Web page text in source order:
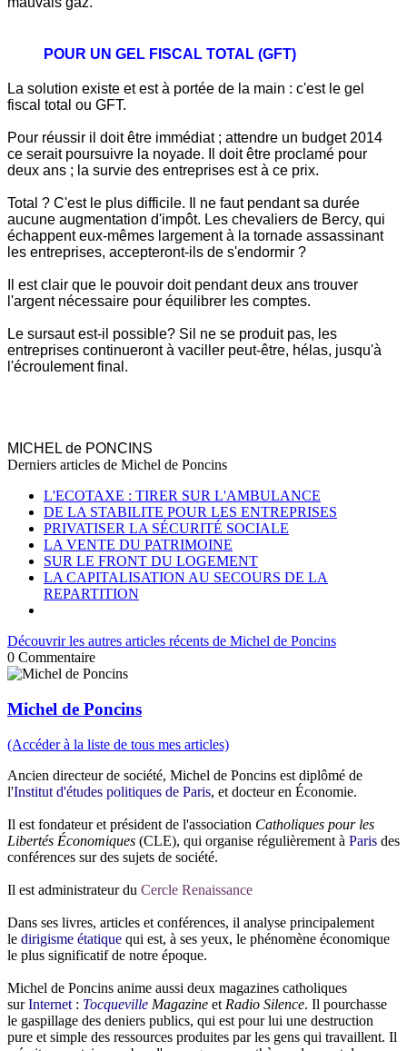
POUR UN GEL FISCAL TOTAL (GFT)
La solution existe et est à portée de la main : c'est le gel
fiscal total ou GFT.
Pour réussir il doit être immédiat ; attendre un budget 2014
ce serait poursuivre la noyade. Il doit être proclamé pour
deux ans ; la survie des entreprises est à ce prix.
Total ? C'est le plus difficile. Il ne faut pendant sa durée
aucune augmentation d'impôt. Les chevaliers de Bercy, qui
échappent eux-mêmes largement à la tornade assassinant
les entreprises, accepteront-ils de s'endormir ?
Il est clair que le pouvoir doit pendant deux ans trouver
l'argent nécessaire pour équilibrer les comptes.
Le sursaut est-il possible? Sil ne se produit pas, les
entreprises continueront à vaciller peut-être, hélas, jusqu'à
l'écroulement final.
MICHEL de PONCINS
Derniers articles de Michel de Poncins
L'ECOTAXE : TIRER SUR L'AMBULANCE
DE LA STABILITE POUR LES ENTREPRISES
PRIVATISER LA SÉCURITÉ SOCIALE
LA VENTE DU PATRIMOINE
SUR LE FRONT DU LOGEMENT
LA CAPITALISATION AU SECOURS DE LA
REPARTITION
Découvrir les autres articles récents de Michel de Poncins
0 Commentaire
Michel de Poncins
(Accéder à la liste de tous mes articles)
Ancien directeur de société, Michel de Poncins est diplômé de
l'Institut d'études politiques de Paris, et docteur en Économie.
Il est fondateur et président de l'association Catholiques pour les
Libertés Économiques (CLE), qui organise régulièrement à Paris des
conférences sur des sujets de société.
Il est administrateur du Cercle Renaissance
Dans ses livres, articles et conférences, il analyse principalement
le dirigisme étatique qui est, à ses yeux, le phénomène économique
le plus significatif de notre époque.
Michel de Poncins anime aussi deux magazines catholiques
surInternet : Tocqueville Magazine et Radio Silence. Il pourchasse
le gaspillage des deniers publics, qui est pour lui une destruction
pure et simple des ressources produites par les gens qui travaillent. Il